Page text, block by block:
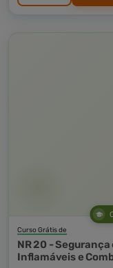
Curso Grátis de
NR 20 -
Inflamáveis e